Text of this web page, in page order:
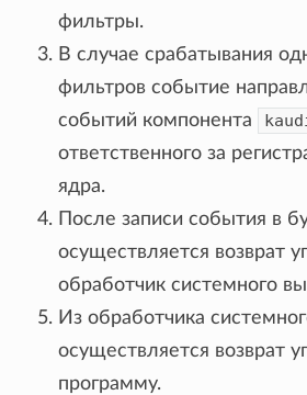
фильтры.
В случае срабатывания
фильтров событие
событий компонента
ответственного за
ядра.
После записи события в
осуществляется возврат
обработчик системного
Из обработчика
осуществляется возврат
программу.